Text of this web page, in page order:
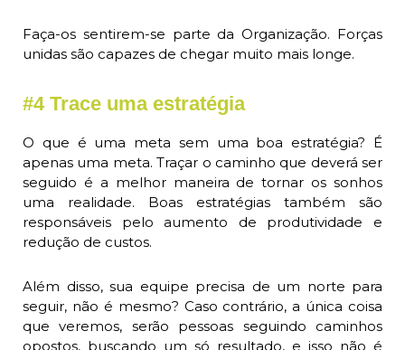
Faça-os sentirem-se parte da Organização. Forças
unidas são capazes de chegar muito mais longe.
#4 Trace uma estratégia
O que é uma meta sem uma boa estratégia? É
apenas uma meta. Traçar o caminho que deverá ser
seguido é a melhor maneira de tornar os sonhos
uma realidade. Boas estratégias também são
responsáveis pelo aumento de produtividade e
redução de custos.
Além disso, sua equipe precisa de um norte para
seguir, não é mesmo? Caso contrário, a única coisa
que veremos, serão pessoas seguindo caminhos
opostos, buscando um só resultado, e isso não é